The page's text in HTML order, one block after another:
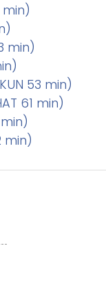
min)
53 min)
61 min)
min)